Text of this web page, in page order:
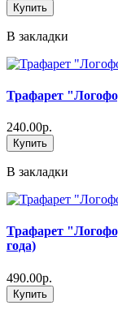
Купить
В закладки
Трафарет
240.00р.
Купить
В закладки
Трафарет
года)
490.00р.
Купить